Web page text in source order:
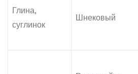
Глина,
суглинок
Шнековый